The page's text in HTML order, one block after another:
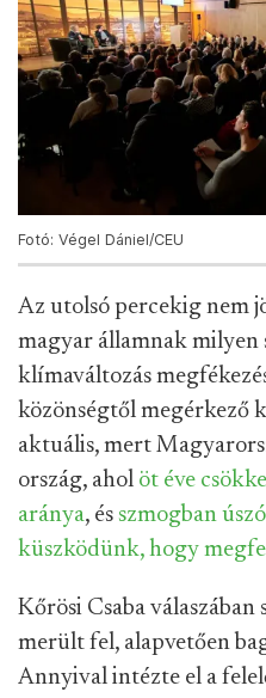
Fotó: Végel Dániel/CEU
Az utolsó percekig nem
magyar államnak milyen
klímaváltozás
közönségtől megérkező
aktuális, mert
ország, ahol öt éve
aránya, és szmogban
küszködünk, hogy
Kőrösi Csaba
merült fel, alapvetően
Annyival intézte el a